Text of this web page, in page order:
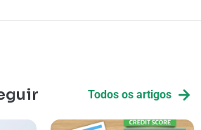
Todos os artigos